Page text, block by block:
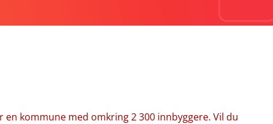
en kommune med omkring 2 300 innbyggere. Vil du